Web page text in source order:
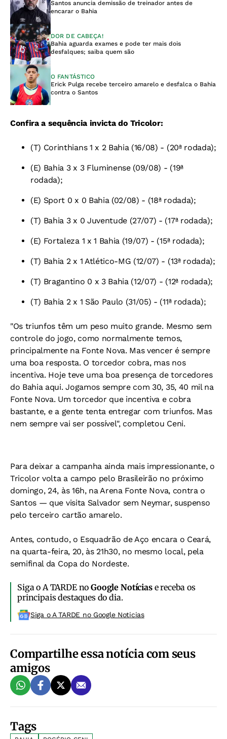
Santos anuncia demissão de treinador antes de
encarar o Bahia
DOR DE CABEÇA!
Bahia aguarda exames e pode ter mais dois
desfalques; saiba quem são
O FANTÁSTICO
Erick Pulga recebe terceiro amarelo e desfalca o Bahia
contra o Santos
Confira a sequência invicta do Tricolor:
(T) Corinthians 1 x 2 Bahia (16/08) - (20ª rodada);
(E) Bahia 3 x 3 Fluminense (09/08) - (19ª
rodada);
(E) Sport 0 x 0 Bahia (02/08) - (18ª rodada);
(T) Bahia 3 x 0 Juventude (27/07) - (17ª rodada);
(E) Fortaleza 1 x 1 Bahia (19/07) - (15ª rodada);
(T) Bahia 2 x 1 Atlético-MG (12/07) - (13ª rodada);
(T) Bragantino 0 x 3 Bahia (12/07) - (12ª rodada);
(T) Bahia 2 x 1 São Paulo (31/05) - (11ª rodada);
"Os triunfos têm um peso muito grande. Mesmo sem
controle do jogo, como normalmente temos,
principalmente na Fonte Nova. Mas vencer é sempre
uma boa resposta. O torcedor cobra, mas nos
incentiva. Hoje teve uma boa presença de torcedores
do Bahia aqui. Jogamos sempre com 30, 35, 40 mil na
Fonte Nova. Um torcedor que incentiva e cobra
bastante, e a gente tenta entregar com triunfos. Mas
nem sempre vai ser possível", completou Ceni.
Para deixar a campanha ainda mais impressionante, o
Tricolor volta a campo pelo Brasileirão no próximo
domingo, 24, às 16h, na Arena Fonte Nova, contra o
Santos — que visita Salvador sem Neymar, suspenso
pelo terceiro cartão amarelo.
Antes, contudo, o Esquadrão de Aço encara o Ceará,
na quarta-feira, 20, às 21h30, no mesmo local, pela
semifinal da Copa do Nordeste.
Siga o A TARDE noGoogle Notíciase receba os
principais destaques do dia.
Siga o A TARDE no Google Noticias
Compartilhe essa notícia com seus
amigos
Tags